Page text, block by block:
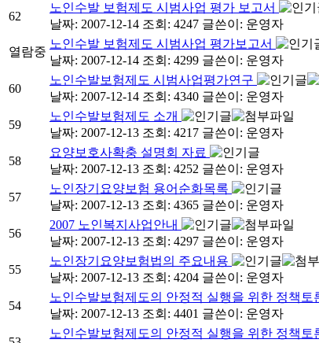
62
노인수발 보험제도 시범사업 평가 보고서
날짜: 2007-12-14 조회: 4247 글쓴이: 운영자
열람중
노인수발 보험제도 시범사업 평가보고서
날짜: 2007-12-14 조회: 4299 글쓴이: 운영자
60
노인수발보험제도 시범사업평가연구
날짜: 2007-12-14 조회: 4340 글쓴이: 운영자
59
노인수발보험제도 소개
날짜: 2007-12-13 조회: 4217 글쓴이: 운영자
58
요양보호사확충 설명회 자료
날짜: 2007-12-13 조회: 4252 글쓴이: 운영자
57
노인장기요양보험 용어순화목록
날짜: 2007-12-13 조회: 4365 글쓴이: 운영자
56
2007 노인복지사업안내
날짜: 2007-12-13 조회: 4297 글쓴이: 운영자
55
노인장기요양보험법의 주요내용
날짜: 2007-12-13 조회: 4204 글쓴이: 운영자
54
노인수발보험제도의 안정적 실행을 위한 정책토
날짜: 2007-12-13 조회: 4401 글쓴이: 운영자
노인수발보험제도의 안정적 실행을 위한 정책토